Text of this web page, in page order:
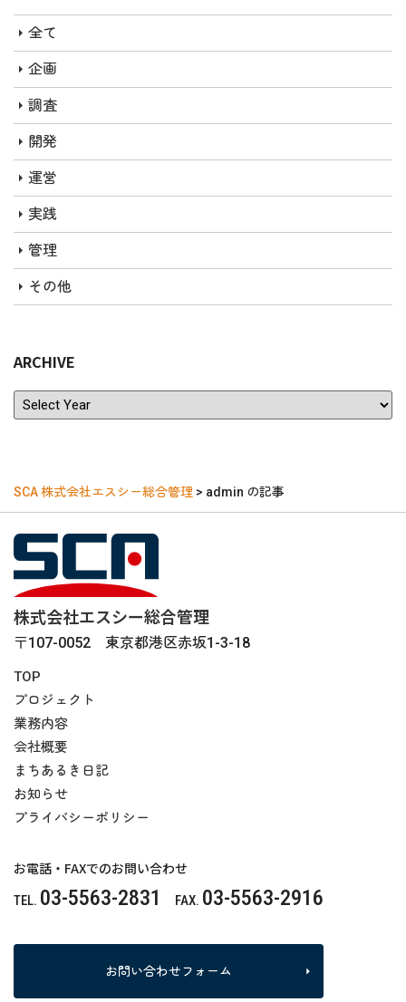
全て
企画
調査
開発
運営
実践
管理
その他
ARCHIVE
ARCHIVE
SCA 株式会社エスシー総合管理 > admin の記事
株式会社エスシー総合管理
〒107-0052 東京都港区赤坂1-3-18
TOP
プロジェクト
業務内容
会社概要
まちあるき日記
お知らせ
プライバシーポリシー
お電話・FAXでのお問い合わせ
TEL. 03-5563-2831 FAX. 03-5563-2916
お問い合わせフォーム